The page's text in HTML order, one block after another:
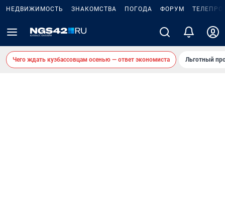
НЕДВИЖИМОСТЬ ЗНАКОМСТВА ПОГОДА ФОРУМ
Чего ждать кузбассовцам осенью — ответ экономиста Льготный